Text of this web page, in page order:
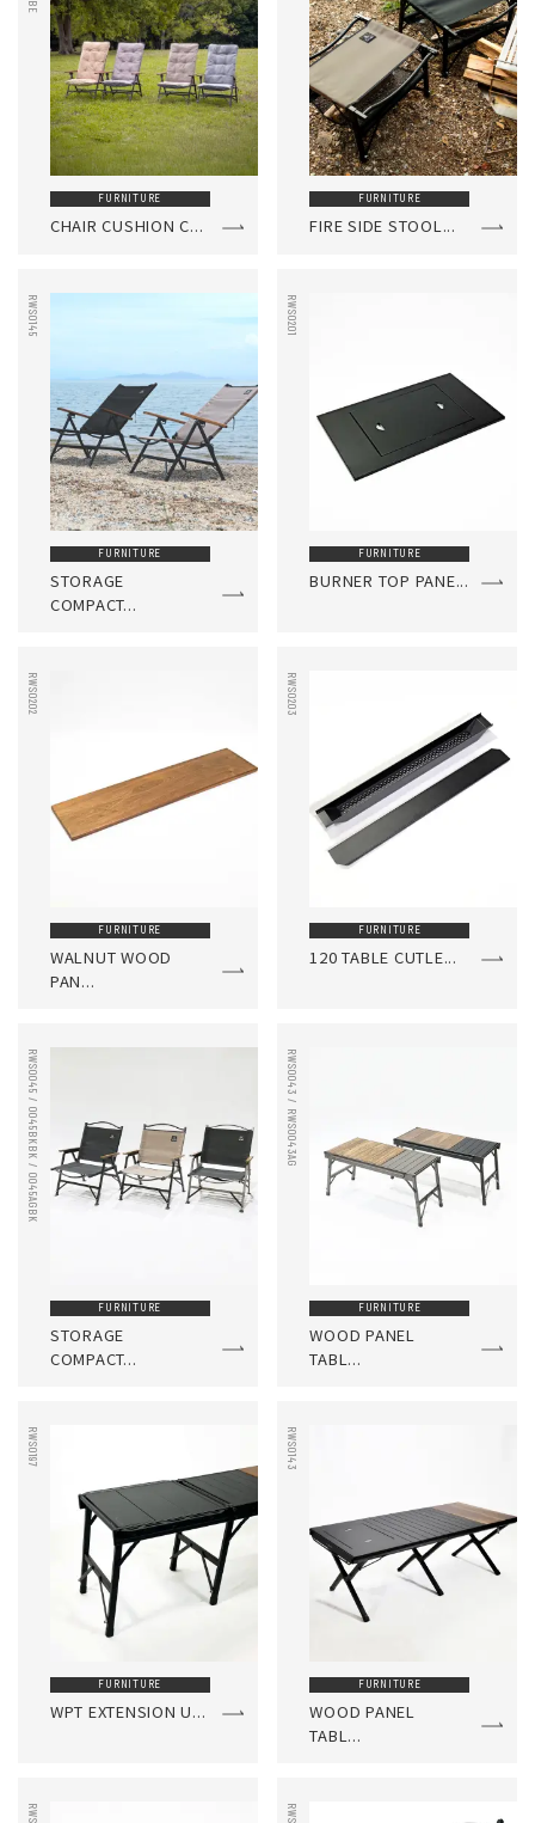
FURNITURE
CHAIR CUSHION C...
FURNITURE
FIRE SIDE STOOL...
RWS0145
FURNITURE
STORAGE
COMPACT...
RWS0201
FURNITURE
BURNER TOP PANE...
RWS0202
FURNITURE
WALNUT WOOD
PAN...
RWS0203
FURNITURE
120 TABLE CUTLE...
RWS0045 / 0045BKBK / 0045AGBK
FURNITURE
STORAGE
COMPACT...
RWS0043 / RWS0043AG
FURNITURE
WOOD PANEL
TABL...
RWS0197
FURNITURE
WPT EXTENSION U...
RWS0143
FURNITURE
WOOD PANEL
TABL...